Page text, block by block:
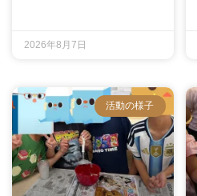
2026年8月7日
活動の様子